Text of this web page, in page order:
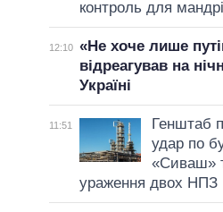
контроль для
12:10 «Не хоче лише
відреагував на
Україні
11:51
Генштаб
удар по
«Сиваш»
ураження двох НПЗ